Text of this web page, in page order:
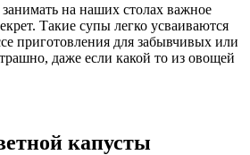
занимать на наших столах важное
Такие супы легко усваиваются
приготовления для забывчивых или
даже если какой то из овощей
капусты